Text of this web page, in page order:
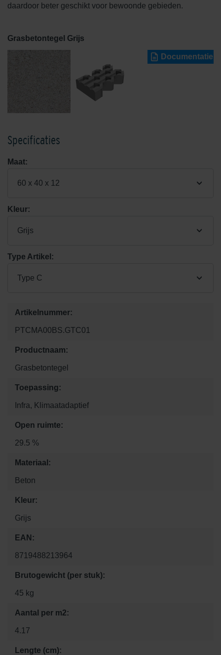
daardoor beter geschikt voor bewoonde gebieden.
Grasbetontegel Grijs
Documentatie
Specificaties
Maat:
60 x 40 x 12
Kleur:
Grijs
Type Artikel:
Type C
Artikelnummer:
PTCMA00BS.GTC01
Productnaam:
Grasbetontegel
Toepassing:
Infra, Klimaatadaptief
Open ruimte:
29.5 %
Materiaal:
Beton
Kleur:
Grijs
EAN:
8719488213964
Brutogewicht (per stuk):
45 kg
Aantal per m2:
4.17
Lengte (cm):